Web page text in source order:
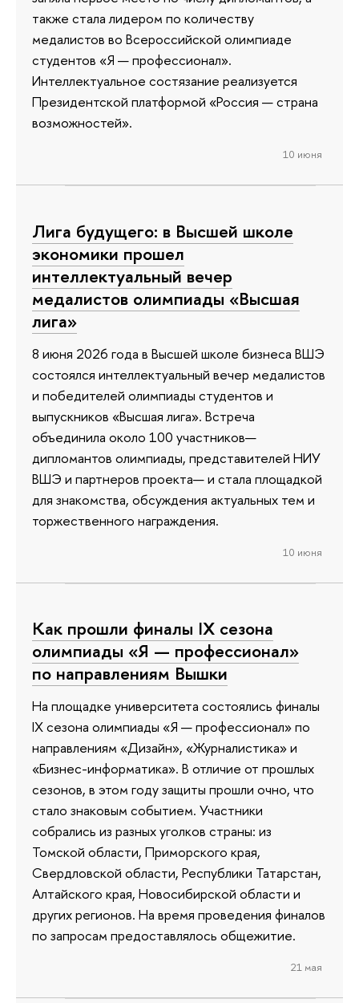
также стала лидером по количеству
медалистов во Всероссийской олимпиаде
студентов «Я — профессионал».
Интеллектуальное состязание реализуется
Президентской платформой «Россия — страна
возможностей».
10 июня
Лига будущего: в Высшей школе
экономики прошел
интеллектуальный вечер
медалистов олимпиады «Высшая
лига»
8 июня 2026 года в Высшей школе бизнеса ВШЭ
состоялся интеллектуальный вечер медалистов
и победителей олимпиады студентов и
выпускников «Высшая лига». Встреча
объединила около 100 участников—
дипломантов олимпиады, представителей НИУ
ВШЭ и партнеров проекта— и стала площадкой
для знакомства, обсуждения актуальных тем и
торжественного награждения.
10 июня
Как прошли финалы IX сезона
олимпиады «Я — профессионал»
по направлениям Вышки
На площадке университета состоялись финалы
IX сезона олимпиады «Я — профессионал» по
направлениям «Дизайн», «Журналистика» и
«Бизнес-информатика». В отличие от прошлых
сезонов, в этом году защиты прошли очно, что
стало знаковым событием. Участники
собрались из разных уголков страны: из
Томской области, Приморского края,
Свердловской области, Республики Татарстан,
Алтайского края, Новосибирской области и
других регионов. На время проведения финалов
по запросам предоставлялось общежитие.
21 мая